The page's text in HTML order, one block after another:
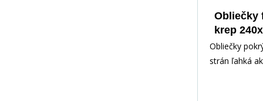
Obliečky
krep
Obliečky
strán ľahká